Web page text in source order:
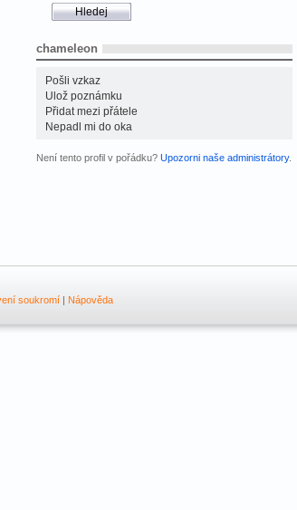
chameleon
Pošli vzkaz
Ulož poznámku
Přidat mezi přátele
Nepadl mi do oka
Není tento profil v pořádku? Upozorni naše administrátory.
soukromí| Nápověda